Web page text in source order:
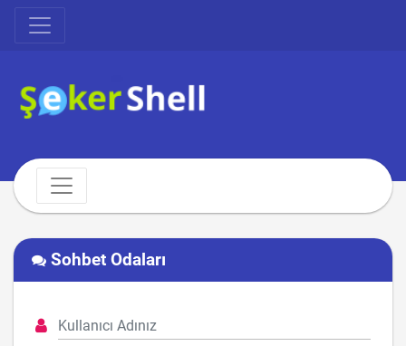
Sohbet Odaları